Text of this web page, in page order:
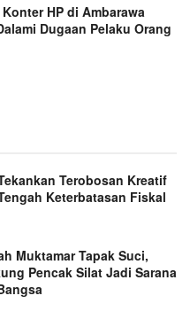
HP di Ambarawa
Dugaan Pelaku Orang
Terobosan Kreatif
Keterbatasan Fiskal
Muktamar Tapak Suci,
Pencak Silat Jadi Sarana